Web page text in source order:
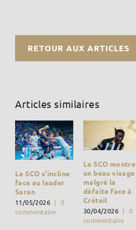
RETOUR AUX ARTICLES
Articles similaires
Le SCO s’incline
face au leader
Saran
11/05/2026 |
0
commentaire
Le SCO montre
un beau visage
malgré la
défaite face à
Créteil
30/04/2026 |
0
commentaire